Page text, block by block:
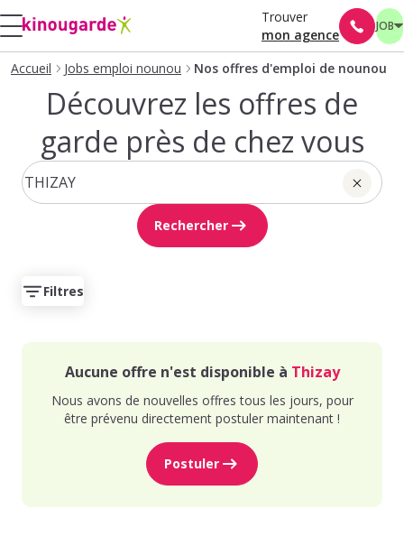
Trouver
mon agence
JOB
Accueil Jobs emploi nounou Nos offres d'emploi de nounou
Découvrez les offres de
garde près de chez vous
Rechercher
Filtres
Aucune offre n'est disponible à Thizay
Nous avons de nouvelles offres tous les jours, pour
être prévenu directement postuler maintenant !
Postuler